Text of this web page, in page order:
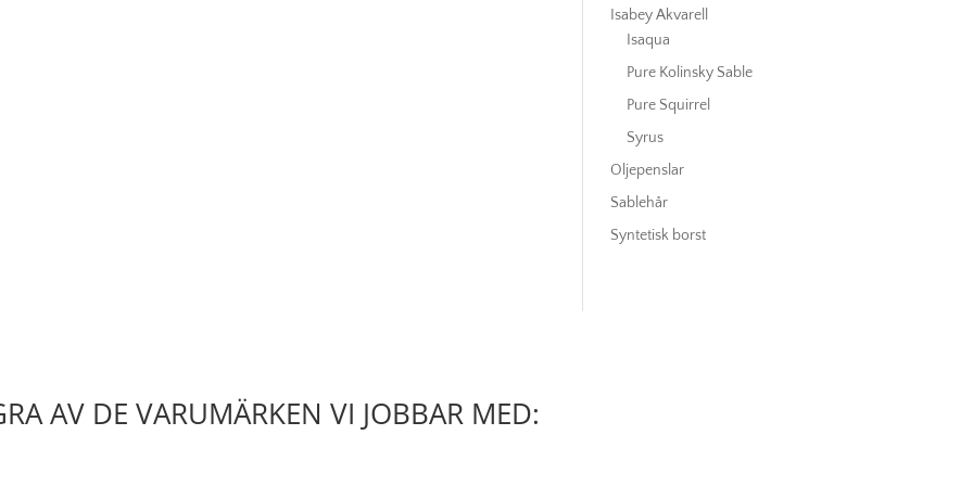
Isabey Akvarell
Isaqua
Pure Kolinsky Sable
Pure Squirrel
Syrus
Oljepenslar
Sablehår
Syntetisk borst
AV DE VARUMÄRKEN VI JOBBAR MED: